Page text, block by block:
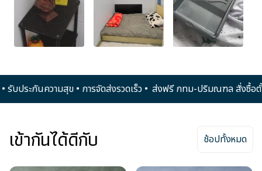
รับประกันความสุข • การจัดส่งรวดเร็ว • ส่งฟรี กทม-ปริมณฑล สั่งซื้
เข้ากันได้ดีกับ ช้อปทั้งหมด